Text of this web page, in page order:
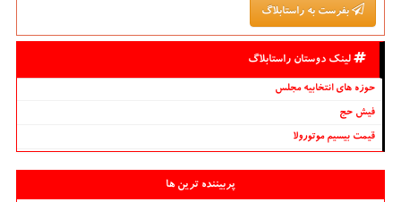
بفرست به راستابلاگ
لینک دوستان راستابلاگ
حوزه های انتخابیه مجلس
فیش حج
قیمت بیسیم موتورولا
پربیننده ترین ها